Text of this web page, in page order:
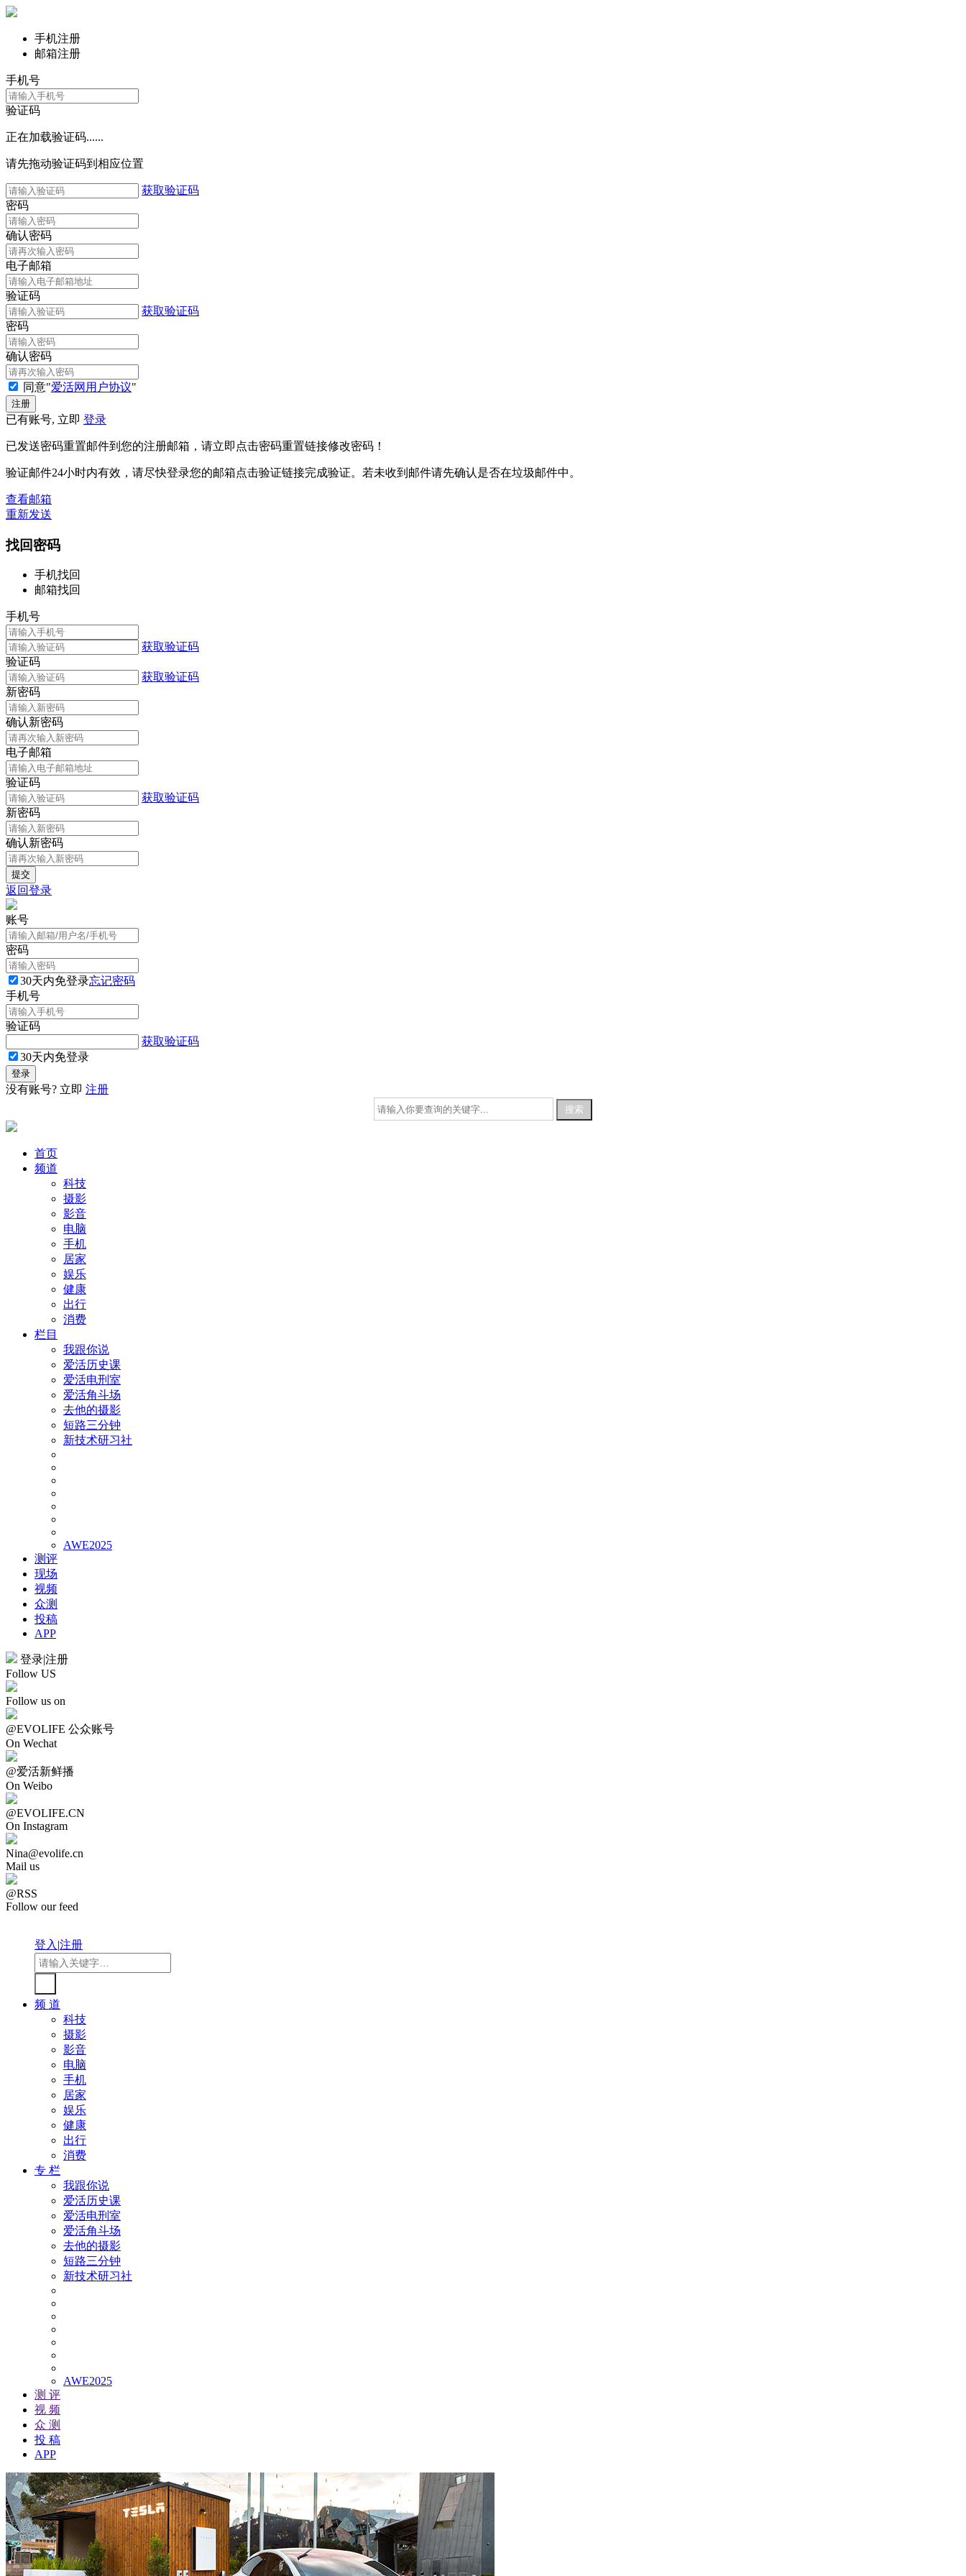
手机注册
邮箱注册
手机号
验证码
正在加载验证码......
请先拖动验证码到相应位置
获取验证码
密码
确认密码
电子邮箱
验证码
获取验证码
密码
确认密码
同意"爱活网用户协议"
已有账号, 立即 登录
已发送密码重置邮件到您的注册邮箱，请立即点击密码重置链接修改密码！
验证邮件24小时内有效，请尽快登录您的邮箱点击验证链接完成验证。若未收到邮件请先确认是否在垃圾邮件中。
查看邮箱
重新发送
找回密码
手机找回
邮箱找回
手机号
获取验证码
验证码
获取验证码
新密码
确认新密码
电子邮箱
验证码
获取验证码
新密码
确认新密码
返回登录
账号
密码
30天内免登录忘记密码
手机号
验证码
获取验证码
30天内免登录
没有账号? 立即 注册
首页
频道
科技
摄影
影音
电脑
手机
居家
娱乐
健康
出行
消费
栏目
我跟你说
爱活历史课
爱活电刑室
爱活角斗场
去他的摄影
短路三分钟
新技术研习社
AWE2025
测评
现场
视频
众测
投稿
APP
登录|注册
Follow US
Follow us on
@EVOLIFE 公众账号
On Wechat
@爱活新鲜播
On Weibo
@EVOLIFE.CN
On Instagram
Nina@evolife.cn
Mail us
@RSS
Follow our feed
登入|注册
频 道
科技
摄影
影音
电脑
手机
居家
娱乐
健康
出行
消费
专 栏
我跟你说
爱活历史课
爱活电刑室
爱活角斗场
去他的摄影
短路三分钟
新技术研习社
AWE2025
测 评
视 频
众 测
投 稿
APP